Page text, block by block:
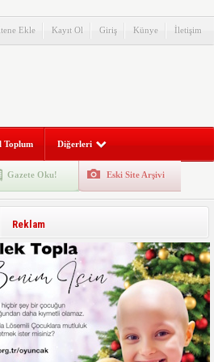
Ekle Kayıt Ol Giriş Künye İletişim
Toplum Diğerleri
Gazete Oku! Eski Site Arşivi
Reklam